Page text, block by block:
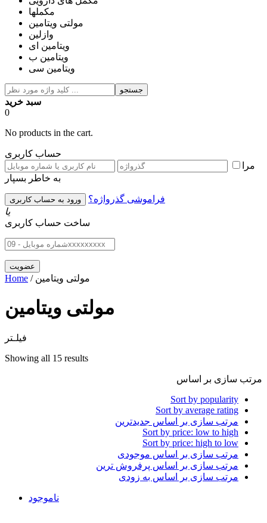
مکملها
مولتی ویتامین
وازلین
ویتامین ای
ویتامین ب
ویتامین سی
جستجو
سبد خرید
0
No products in the cart.
حساب کاربری
مرا
به خاطر بسپار
فراموشی گذرواژه؟
یا
ساخت حساب کاربری
Home / مولتی ویتامین
مولتی ویتامین
فیلـتر
Showing all 15 results
مرتب سازی بر اساس
Sort by popularity
Sort by average rating
مرتب سازی بر اساس جدیدترین
Sort by price: low to high
Sort by price: high to low
مرتب سازی بر اساس موجودی
مرتب سازی بر اساس پرفروش ترین
مرتب سازی بر اساس به زودی
ناموجود